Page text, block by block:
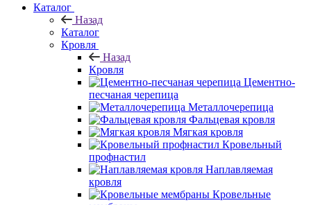
Каталог
Назад
Каталог
Кровля
Назад
Кровля
Цементно-
песчаная черепица
Металлочерепица
Фальцевая кровля
Мягкая кровля
Кровельный
профнастил
Наплавляемая
кровля
Кровельные